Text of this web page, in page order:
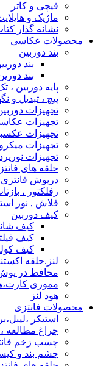
قیچی و کاتر
ماژیک و
نشانه گذار
محصولات عکاسی
بند دوربین
بند
بند
پایه دوربین ،
پیچ ، تبدیل و
تجهیزات
تجهیزات
تجهیزات
تجهیزات
تجهیزات
حلقه های
درپوش
رفلکتور ،
فلاش , نور
کیف دوربین
کیف
کیف
کیف
لنز.حلقه
محافظ در پوش
مموری
هود لنز
محصولات فانتزی
استیکر
چراغ مطالعه
چسب زخم
چشم بند و